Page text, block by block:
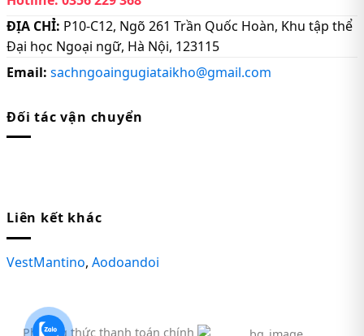
ĐỊA CHỈ: P10-C12, Ngõ 261 Trần Quốc Hoàn, Khu tập thể
Đại học Ngoại ngữ, Hà Nội, 123115
Email: sachngoaingugiataikho@gmail.com
Đối tác vận chuyển
Liên kết khác
VestMantino, Aodoandoi
Phương thức thanh toán chính